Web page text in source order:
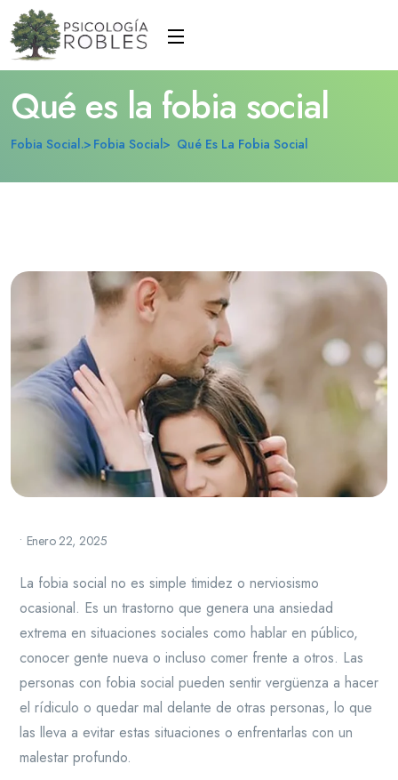
Qué es la fobia social
Fobia Social. Fobia Social Qué Es La Fobia Social
• Enero 22, 2025
La fobia social no es simple timidez o nerviosismo
ocasional. Es un trastorno que genera una ansiedad
extrema en situaciones sociales como hablar en público,
conocer gente nueva o incluso comer frente a otros. Las
personas con fobia social pueden sentir vergüenza a hacer
el rídiculo o quedar mal delante de otras personas, lo que
las lleva a evitar estas situaciones o enfrentarlas con un
malestar profundo.